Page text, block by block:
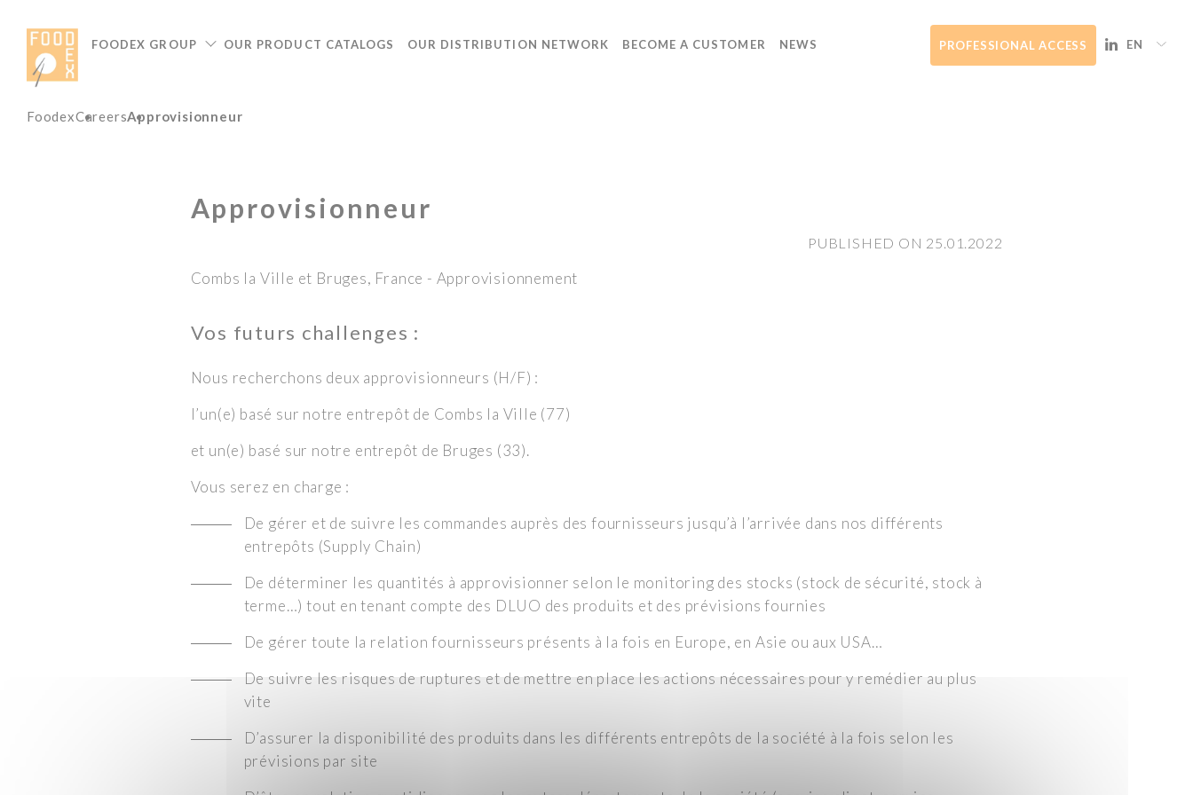
FOODEX GROUP OUR PRODUCT CATALOGS OUR DISTRIBUTION NETWORK BECOME A CUSTOMER NEWS PROFESSIONAL ACCESS EN
FoodexCareersApprovisionneur
Approvisionneur
PUBLISHED ON 25.01.2022
Combs la Ville et Bruges, France - Approvisionnement
Vos futurs challenges :
Nous recherchons deux approvisionneurs (H/F) :
l’un(e) basé sur notre entrepôt de Combs la Ville (77)
et un(e) basé sur notre entrepôt de Bruges (33).
Vous serez en charge :
De gérer et de suivre les commandes auprès des fournisseurs jusqu’à l’arrivée dans nos différents
entrepôts (Supply Chain)
De déterminer les quantités à approvisionner selon le monitoring des stocks (stock de sécurité, stock à
terme…) tout en tenant compte des DLUO des produits et des prévisions fournies
De gérer toute la relation fournisseurs présents à la fois en Europe, en Asie ou aux USA…
De suivre les risques de ruptures et de mettre en place les actions nécessaires pour y remédier au plus
vite
D’assurer la disponibilité des produits dans les différents entrepôts de la société à la fois selon les
prévisions par site